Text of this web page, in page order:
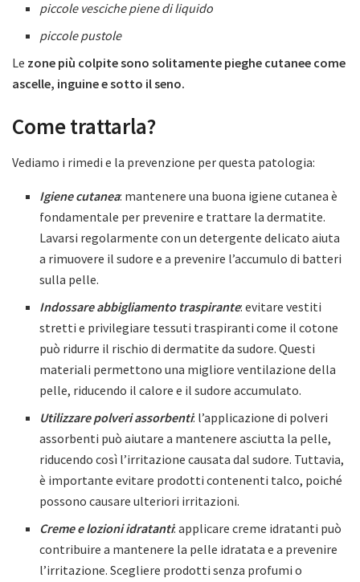
piccole vesciche piene di liquido
piccole pustole
Le zone più colpite sono solitamente pieghe cutanee come
ascelle, inguine e sotto il seno.
Come trattarla?
Vediamo i rimedi e la prevenzione per questa patologia:
Igiene cutanea: mantenere una buona igiene cutanea è
fondamentale per prevenire e trattare la dermatite.
Lavarsi regolarmente con un detergente delicato aiuta
a rimuovere il sudore e a prevenire l’accumulo di batteri
sulla pelle.
Indossare abbigliamento traspirante: evitare vestiti
stretti e privilegiare tessuti traspiranti come il cotone
può ridurre il rischio di dermatite da sudore. Questi
materiali permettono una migliore ventilazione della
pelle, riducendo il calore e il sudore accumulato.
Utilizzare polveri assorbenti: l’applicazione di polveri
assorbenti può aiutare a mantenere asciutta la pelle,
riducendo così l’irritazione causata dal sudore. Tuttavia,
è importante evitare prodotti contenenti talco, poiché
possono causare ulteriori irritazioni.
Creme e lozioni idratanti: applicare creme idratanti può
contribuire a mantenere la pelle idratata e a prevenire
l’irritazione. Scegliere prodotti senza profumi o